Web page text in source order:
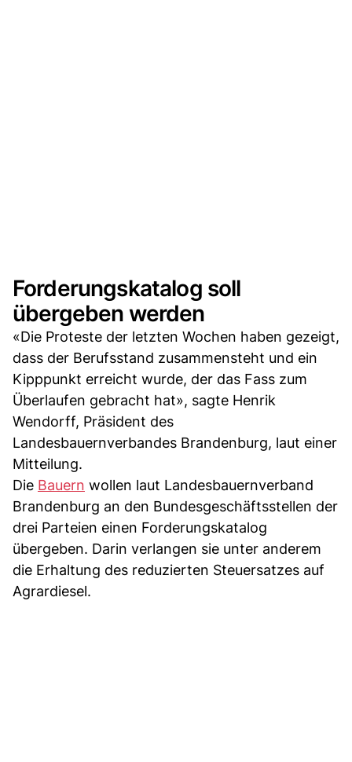
Forderungskatalog soll
übergeben werden
«Die Proteste der letzten Wochen haben gezeigt,
dass der Berufsstand zusammensteht und ein
Kipppunkt erreicht wurde, der das Fass zum
Überlaufen gebracht hat», sagte Henrik
Wendorff, Präsident des
Landesbauernverbandes Brandenburg, laut einer
Mitteilung.
Die Bauern wollen laut Landesbauernverband
Brandenburg an den Bundesgeschäftsstellen der
drei Parteien einen Forderungskatalog
übergeben. Darin verlangen sie unter anderem
die Erhaltung des reduzierten Steuersatzes auf
Agrardiesel.